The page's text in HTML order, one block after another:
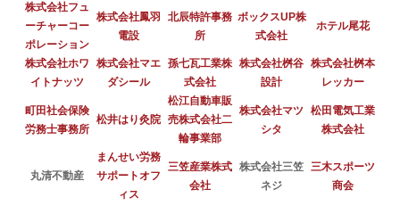
株式会社フュ
ーチャーコー
ポレーション
株式会社鳳羽
電設
北辰特許事務
所
ボックスUP株
式会社
ホテル尾花
株式会社ホワ
イトナッツ
株式会社マエ
ダシール
孫七瓦工業株
式会社
株式会社桝谷
設計
株式会社桝本
レッカー
町田社会保険
労務士事務所
松井はり灸院
松江自動車販
売株式会社二
輪事業部
株式会社マツ
シタ
松田電気工業
株式会社
丸清不動産
まんせい労務
サポートオフ
ィス
三笠産業株式
会社
株式会社三笠
ネジ
三木スポーツ
商会